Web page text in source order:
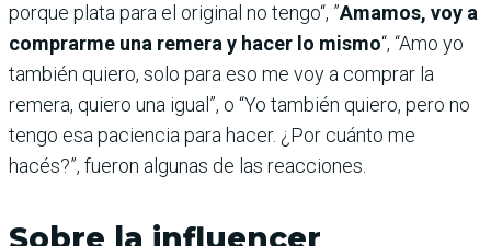
porque plata para el original no tengo“, ”Amamos, voy a
comprarme una remera y hacer lo mismo“, “Amo yo
también quiero, solo para eso me voy a comprar la
remera, quiero una igual”, o “Yo también quiero, pero no
tengo esa paciencia para hacer. ¿Por cuánto me
hacés?”, fueron algunas de las reacciones.